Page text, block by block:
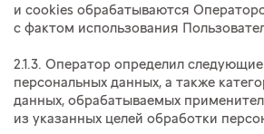
и cookies обрабатываются
с фактом использования
2.1.3. Оператор определил
персональных данных, а также
данных, обрабатываемых
из указанных целей обработки